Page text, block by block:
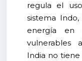
regula el
sistema
energía en
vulnerables
India no